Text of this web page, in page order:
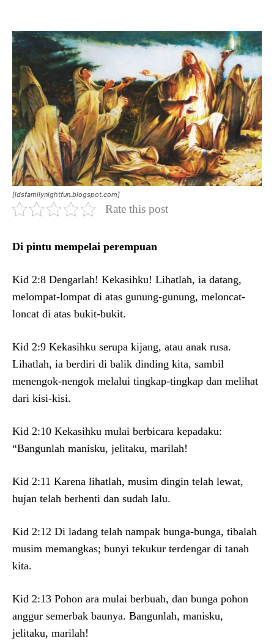
[ldsfamilynightfun.blogspot.com]
Rate this post
Di pintu mempelai perempuan
Kid 2:8 Dengarlah! Kekasihku! Lihatlah, ia datang,
melompat-lompat di atas gunung-gunung, meloncat-
loncat di atas bukit-bukit.
Kid 2:9 Kekasihku serupa kijang, atau anak rusa.
Lihatlah, ia berdiri di balik dinding kita, sambil
menengok-nengok melalui tingkap-tingkap dan melihat
dari kisi-kisi.
Kid 2:10 Kekasihku mulai berbicara kepadaku:
“Bangunlah manisku, jelitaku, marilah!
Kid 2:11 Karena lihatlah, musim dingin telah lewat,
hujan telah berhenti dan sudah lalu.
Kid 2:12 Di ladang telah nampak bunga-bunga, tibalah
musim memangkas; bunyi tekukur terdengar di tanah
kita.
Kid 2:13 Pohon ara mulai berbuah, dan bunga pohon
anggur semerbak baunya. Bangunlah, manisku,
jelitaku, marilah!